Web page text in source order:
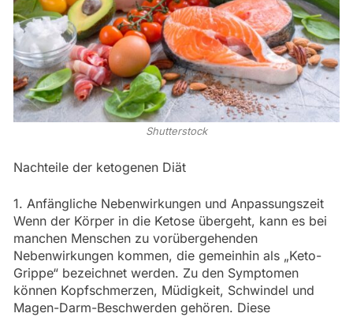
Shutterstock
Nachteile der ketogenen Diät
1. Anfängliche Nebenwirkungen und Anpassungszeit
Wenn der Körper in die Ketose übergeht, kann es bei
manchen Menschen zu vorübergehenden
Nebenwirkungen kommen, die gemeinhin als „Keto-
Grippe“ bezeichnet werden. Zu den Symptomen
können Kopfschmerzen, Müdigkeit, Schwindel und
Magen-Darm-Beschwerden gehören. Diese